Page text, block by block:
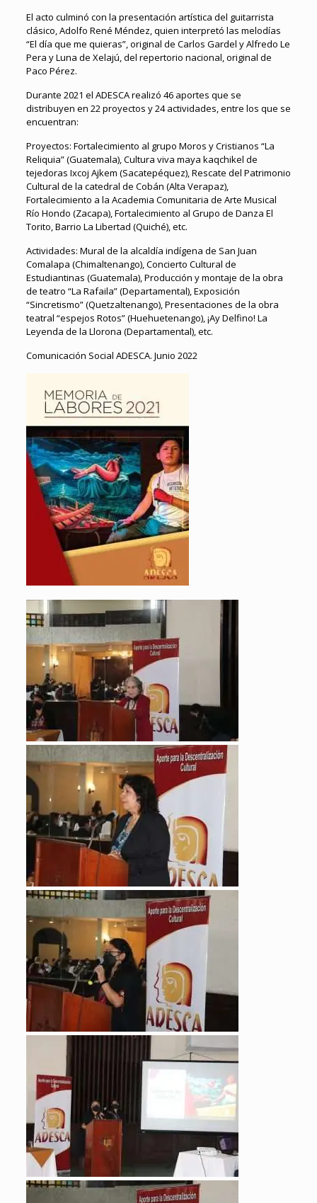
El acto culminó con la presentación artística del guitarrista
clásico, Adolfo René Méndez, quien interpretó las melodías
“El día que me quieras”, original de Carlos Gardel y Alfredo Le
Pera y Luna de Xelajú, del repertorio nacional, original de
Paco Pérez.
Durante 2021 el ADESCA realizó 46 aportes que se
distribuyen en 22 proyectos y 24 actividades, entre los que se
encuentran:
Proyectos: Fortalecimiento al grupo Moros y Cristianos “La
Reliquia” (Guatemala), Cultura viva maya kaqchikel de
tejedoras Ixcoj Ajkem (Sacatepéquez), Rescate del Patrimonio
Cultural de la catedral de Cobán (Alta Verapaz),
Fortalecimiento a la Academia Comunitaria de Arte Musical
Río Hondo (Zacapa), Fortalecimiento al Grupo de Danza El
Torito, Barrio La Libertad (Quiché), etc.
Actividades: Mural de la alcaldía indígena de San Juan
Comalapa (Chimaltenango), Concierto Cultural de
Estudiantinas (Guatemala), Producción y montaje de la obra
de teatro “La Rafaila” (Departamental), Exposición
“Sincretismo” (Quetzaltenango), Presentaciones de la obra
teatral “espejos Rotos” (Huehuetenango), ¡Ay Delfino! La
Leyenda de la Llorona (Departamental), etc.
Comunicación Social ADESCA. Junio 2022